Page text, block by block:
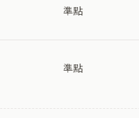
準點
準點